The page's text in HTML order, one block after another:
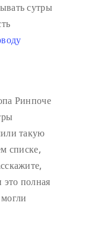
сутры
Ринпоче
такую
списке,
это полная